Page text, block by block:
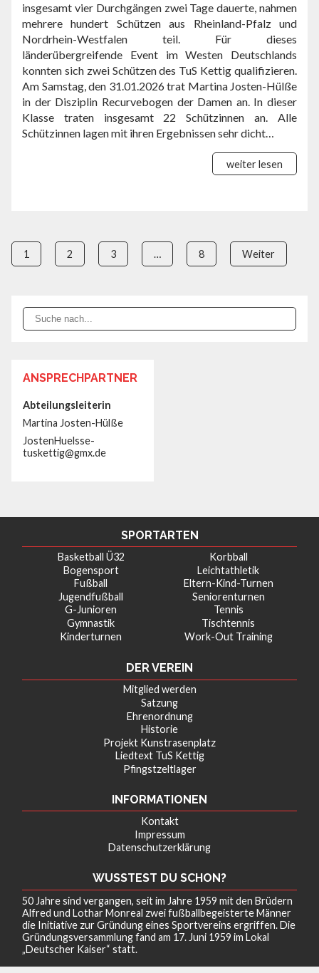
insgesamt vier Durchgängen zwei Tage dauerte, nahmen
mehrere hundert Schützen aus Rheinland-Pfalz und
Nordrhein-Westfalen teil. Für dieses
länderübergreifende Event im Westen Deutschlands
konnten sich zwei Schützen des TuS Kettig qualifizieren.
Am Samstag, den 31.01.2026 trat Martina Josten-Hülße
in der Disziplin Recurvebogen der Damen an. In dieser
Klasse traten insgesamt 22 Schützinnen an. Alle
Schützinnen lagen mit ihren Ergebnissen sehr dicht…
weiter lesen
1 2 3 … 8 Weiter
ANSPRECHPARTNER
Abteilungsleiterin
Martina Josten-Hülße
JostenHuelsse-
tuskettig@gmx.de
SPORTARTEN
Basketball Ü32
Bogensport
Fußball
Jugendfußball
G-Junioren
Gymnastik
Kinderturnen
Korbball
Leichtathletik
Eltern-Kind-Turnen
Seniorenturnen
Tennis
Tischtennis
Work-Out Training
DER VEREIN
Mitglied werden
Satzung
Ehrenordnung
Historie
Projekt Kunstrasenplatz
Liedtext TuS Kettig
Pfingstzeltlager
INFORMATIONEN
Kontakt
Impressum
Datenschutzerklärung
WUSSTEST DU SCHON?
50 Jahre sind vergangen, seit im Jahre 1959 mit den Brüdern
Alfred und Lothar Monreal zwei fußballbegeisterte Männer
die Initiative zur Gründung eines Sportvereins ergriffen. Die
Gründungsversammlung fand am 17. Juni 1959 im Lokal
„Deutscher Kaiser“ statt.